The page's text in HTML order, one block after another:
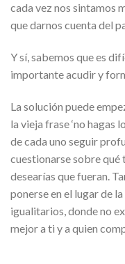
cada vez nos sintamos
que darnos cuenta del
Y sí, sabemos que es
importante acudir y
La solución puede
la vieja frase ‘no hagas
de cada uno seguir
cuestionarse sobre qué
desearías que fueran.
ponerse en el lugar de
igualitarios, donde no
mejor a ti y a quien